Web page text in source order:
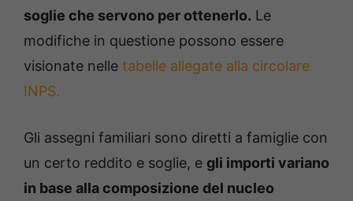
soglie che servono per ottenerlo. Le
modifiche in questione possono essere
visionate nelle tabelle allegate alla circolare
INPS.
Gli assegni familiari sono diretti a famiglie con
un certo reddito e soglie, e gli importi variano
in base alla composizione del nucleo